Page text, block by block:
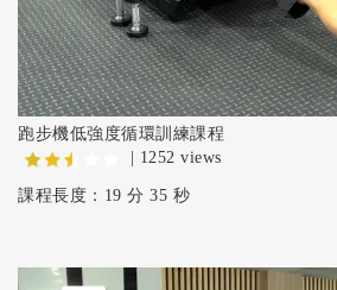
跑步機低強度循環訓練課程
| 1252 views
課程長度：19 分 35 秒